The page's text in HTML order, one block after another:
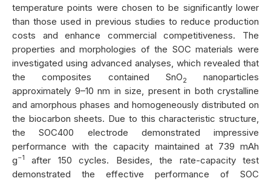
temperature points were chosen to be significantly lower
than those used in previous studies to reduce production
costs and enhance commercial competitiveness. The
properties and morphologies of the SOC materials were
investigated using advanced analyses, which revealed that
the composites contained SnO2
nanoparticles
approximately 9–10 nm in size, present in both crystalline
and amorphous phases and homogeneously distributed on
the biocarbon sheets. Due to this characteristic structure,
the SOC400 electrode demonstrated impressive
performance with the capacity maintained at 739 mAh
g−1
after 150 cycles. Besides, the rate-capacity test
demonstrated the effective performance of SOC